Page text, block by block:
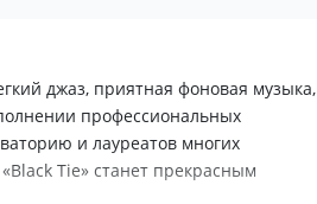
джаз, приятная фоновая музыка,
профессиональных
и лауреатов многих
Tie» станет прекрасным